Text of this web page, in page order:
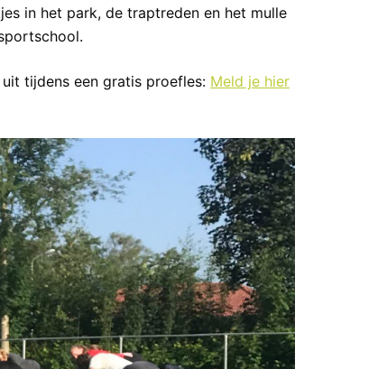
in het park, de traptreden en het mulle
tijdens een gratis proefles: Meld je hier